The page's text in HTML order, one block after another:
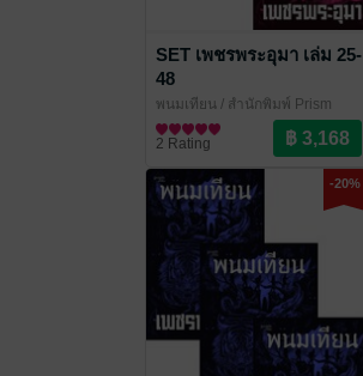
SET เพชรพระอุมา เล่ม 25-
48
พนมเทียน / สำนักพิมพ์ Prism
นิยายผจญภัย/บู๊แอกชัน
2 Rating
-20%